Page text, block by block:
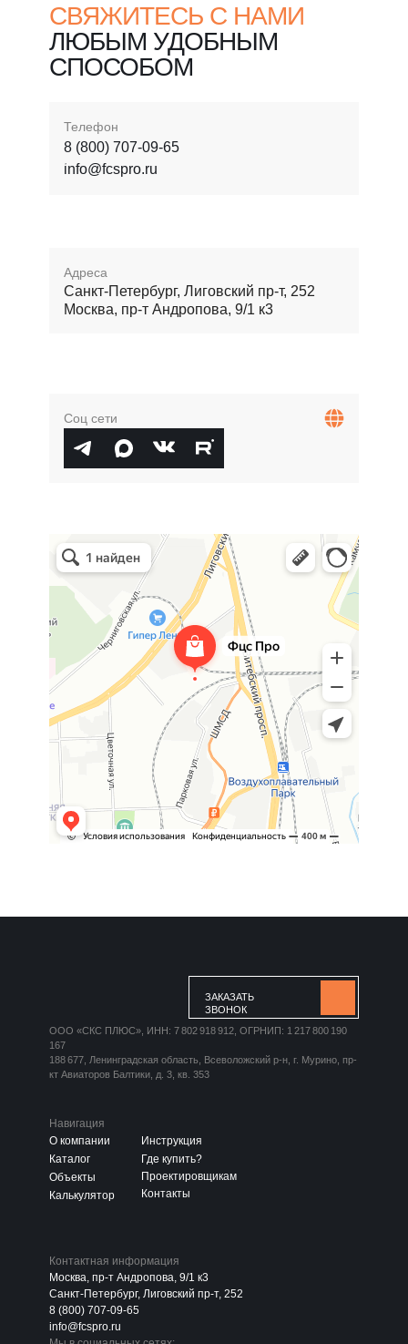
Соц сети
Адреса
Санкт-Петербург, Лиговский пр-т, 252
Москва, пр-т Андропова, 9/1 к3
Телефон
8 (800) 707-09-65
info@fcspro.ru
СВЯЖИТЕСЬ С НАМИ
ЛЮБЫМ УДОБНЫМ
СПОСОБОМ
Навигация
О компании
Каталог
Объекты
Калькулятор
Инструкция
Где купить?
Проектировщикам
Контакты
Контактная информация
Москва, пр-т Андропова, 9/1 к3
Санкт-Петербург, Лиговский пр-т, 252
8 (800) 707-09-65
info@fcspro.ru
ЗАКАЗАТЬ
ЗВОНОК
ООО «СКС ПЛЮС», ИНН: 7 802 918 912, ОГРНИП: 1 217 800 190
167
188 677, Ленинградская область, Всеволожский р-н, г. Мурино, пр-
кт Авиаторов Балтики, д. 3, кв. 353